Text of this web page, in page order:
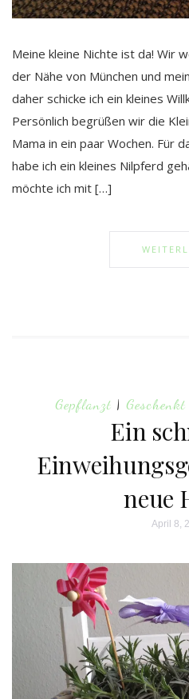
Meine kleine Nichte ist da! Wir
der Nähe von München und
daher schicke ich ein kleines
Persönlich begrüßen wir die
Mama in ein paar Wochen. Für
habe ich ein kleines Nilpferd
möchte ich mit […]
Gepflanzt | Geschenkt
Ein
neue
April 8,